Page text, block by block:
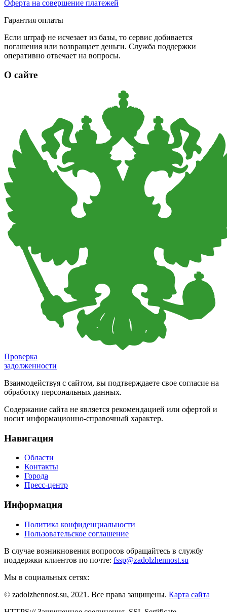
Оферта на совершение платежей
Гарантия оплаты
Если штраф не исчезает из базы, то сервис добивается
погашения или возвращает деньги. Служба поддержки
оперативно отвечает на вопросы.
О сайте
Проверка
задолженности
Взаимодействуя с сайтом, вы подтверждаете свое согласие на
обработку персональных данных.
Содержание сайта не является рекомендацией или офертой и
носит информационно-справочный характер.
Навигация
Области
Контакты
Города
Пресс-центр
Информация
Политика конфиденциальности
Пользовательское соглашение
В случае возникновения вопросов обращайтесь в службу
поддержки клиентов по почте: fssp@zadolzhennost.su
Мы в социальных сетях:
© zadolzhennost.su, 2021. Все права защищены. Карта сайта